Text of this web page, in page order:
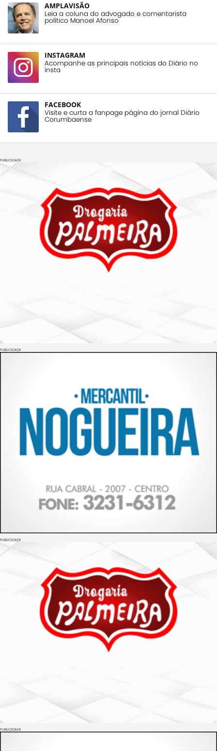
AMPLAVISÃO
Leia a coluna do advogado e comentarista
político Manoel Afonso
INSTAGRAM
Acompanhe as principais notícias do Diário no
insta
FACEBOOK
Visite e curta a fanpage página do jornal Diário
Corumbaense
PUBLICIDADE
PUBLICIDADE
PUBLICIDADE
PUBLICIDADE